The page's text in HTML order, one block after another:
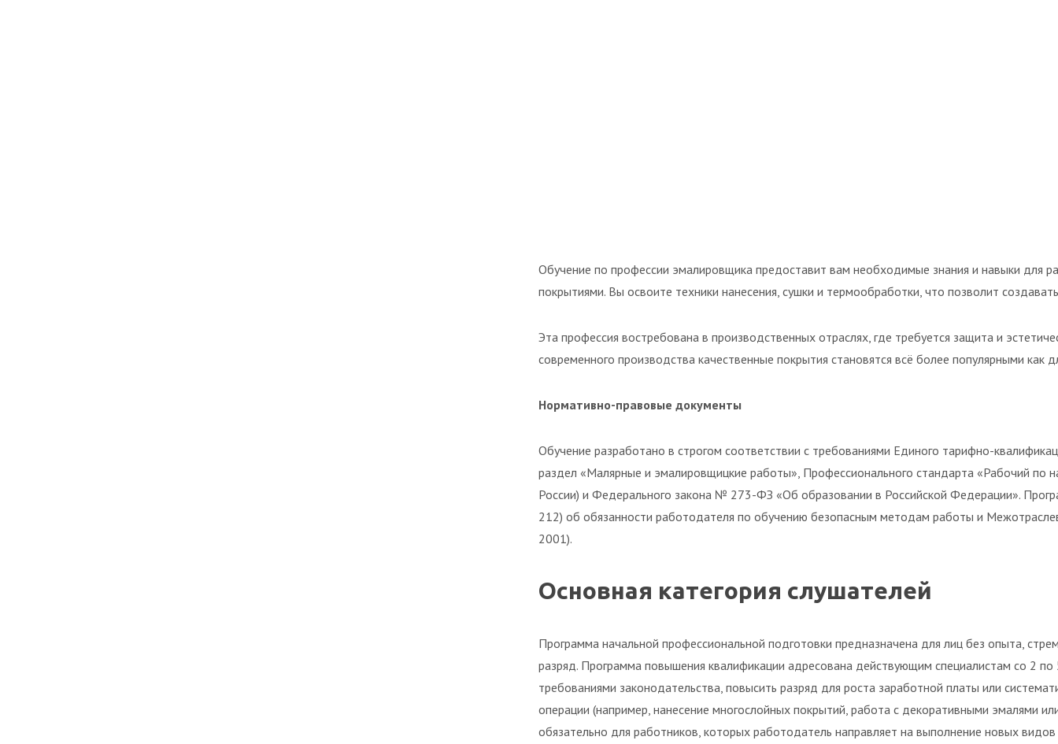
Обучение по профессии эмалировщика предоставит вам необходимые знания и навыки для
покрытиями. Вы освоите техники нанесения, сушки и термообработки, что позволит
Эта профессия востребована в производственных отраслях, где требуется защита и
современного производства качественные покрытия становятся всё более популярными как
Нормативно-правовые документы
Обучение разработано в строгом соответствии с требованиями Единого тарифно-
раздел «Малярные и эмалировщицкие работы», Профессионального стандарта «Рабочий
России) и Федерального закона № 273-ФЗ «Об образовании в Российской Федерации».
212) об обязанности работодателя по обучению безопасным методам работы и
2001).
Основная категория слушателей
Программа начальной профессиональной подготовки предназначена для лиц без опыта,
разряд. Программа повышения квалификации адресована действующим специалистам со 2
требованиями законодательства, повысить разряд для роста заработной платы или
операции (например, нанесение многослойных покрытий, работа с декоративными эмалями
обязательно для работников, которых работодатель направляет на выполнение новых